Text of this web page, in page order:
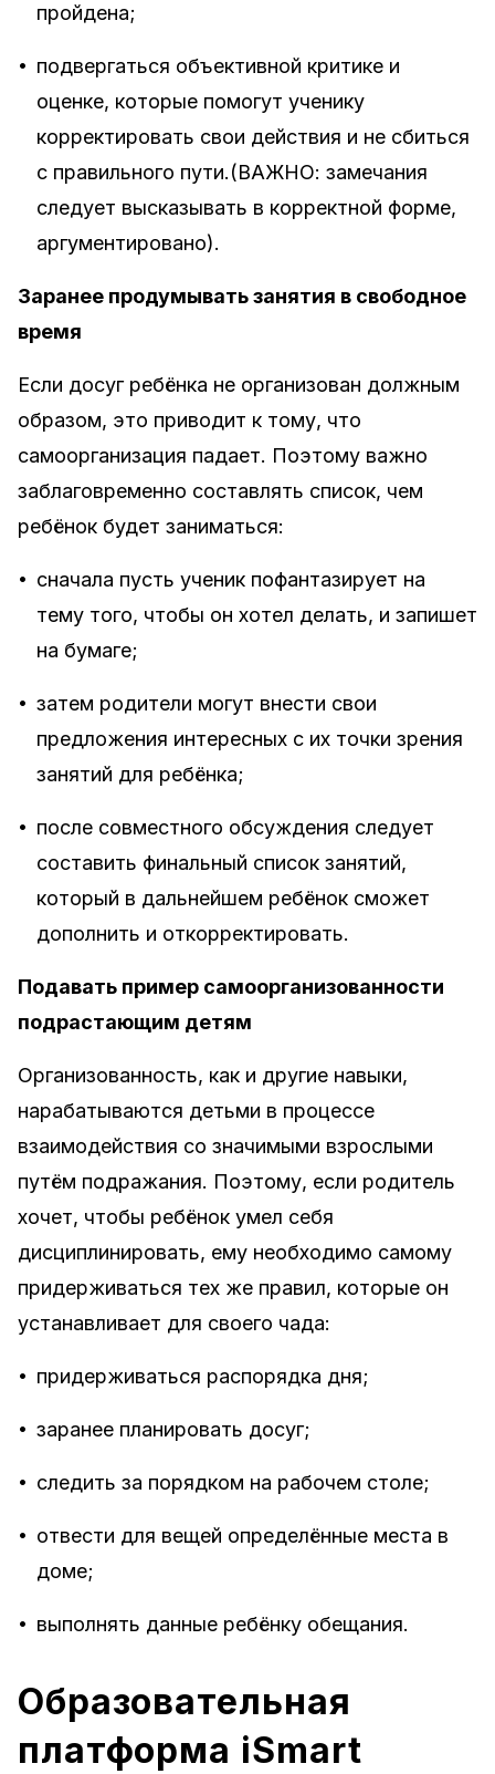
пройдена;
• подвергаться объективной критике и
оценке, которые помогут ученику
корректировать свои действия и не сбиться
с правильного пути.(ВАЖНО: замечания
следует высказывать в корректной форме,
аргументировано).
Заранее продумывать занятия в свободное
время
Если досуг ребёнка не организован должным
образом, это приводит к тому, что
самоорганизация падает. Поэтому важно
заблаговременно составлять список, чем
ребёнок будет заниматься:
• сначала пусть ученик пофантазирует на
тему того, чтобы он хотел делать, и запишет
на бумаге;
• затем родители могут внести свои
предложения интересных с их точки зрения
занятий для ребёнка;
• после совместного обсуждения следует
составить финальный список занятий,
который в дальнейшем ребёнок сможет
дополнить и откорректировать.
Подавать пример самоорганизованности
подрастающим детям
Организованность, как и другие навыки,
нарабатываются детьми в процессе
взаимодействия со значимыми взрослыми
путём подражания. Поэтому, если родитель
хочет, чтобы ребёнок умел себя
дисциплинировать, ему необходимо самому
придерживаться тех же правил, которые он
устанавливает для своего чада:
• придерживаться распорядка дня;
• заранее планировать досуг;
• следить за порядком на рабочем столе;
• отвести для вещей определённые места в
доме;
• выполнять данные ребёнку обещания.
Образовательная
платформа iSmart